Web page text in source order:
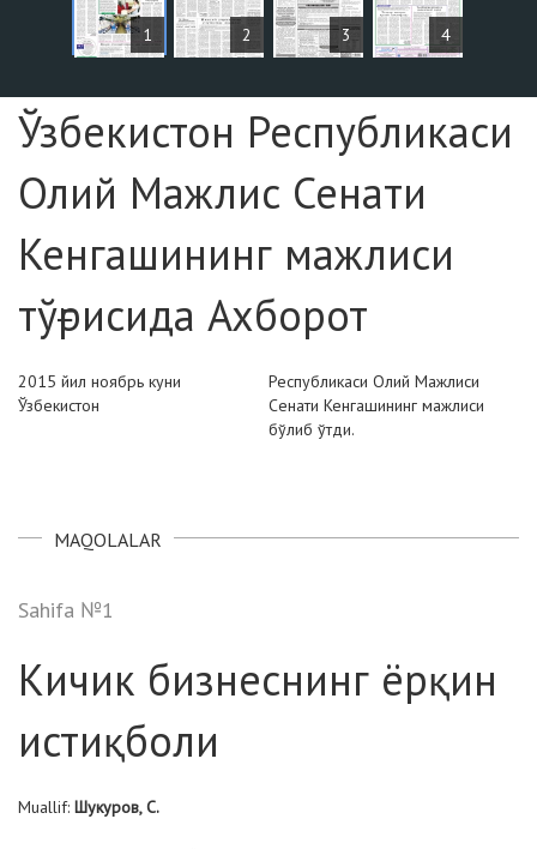
1 2 3 4
Sahifa №1
Ўзбекистон Республикаси
Олий Мажлис Сенати
Кенгашининг мажлиси
тўғрисида Ахборот
2015 йил ноябрь куни
Ўзбекистон
Республикаси Олий Мажлиси
Сенати Кенгашининг мажлиси
бўлиб ўтди.
MAQOLALAR
Sahifa №1
Кичик бизнеснинг ёрқин
истиқболи
Muallif: Шукуров, С.